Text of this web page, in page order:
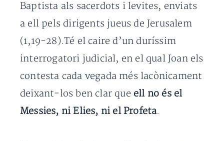
Baptista als sacerdots i levites, enviats
a ell pels dirigents jueus de Jerusalem
(1,19-28).Té el caire d’un duríssim
inter­rogatori judicial, en el qual Joan els
contesta cada vegada més lacònicament
dei­xant-los ben clar que ell no és el
Messies, ni Elies, ni el Profeta.